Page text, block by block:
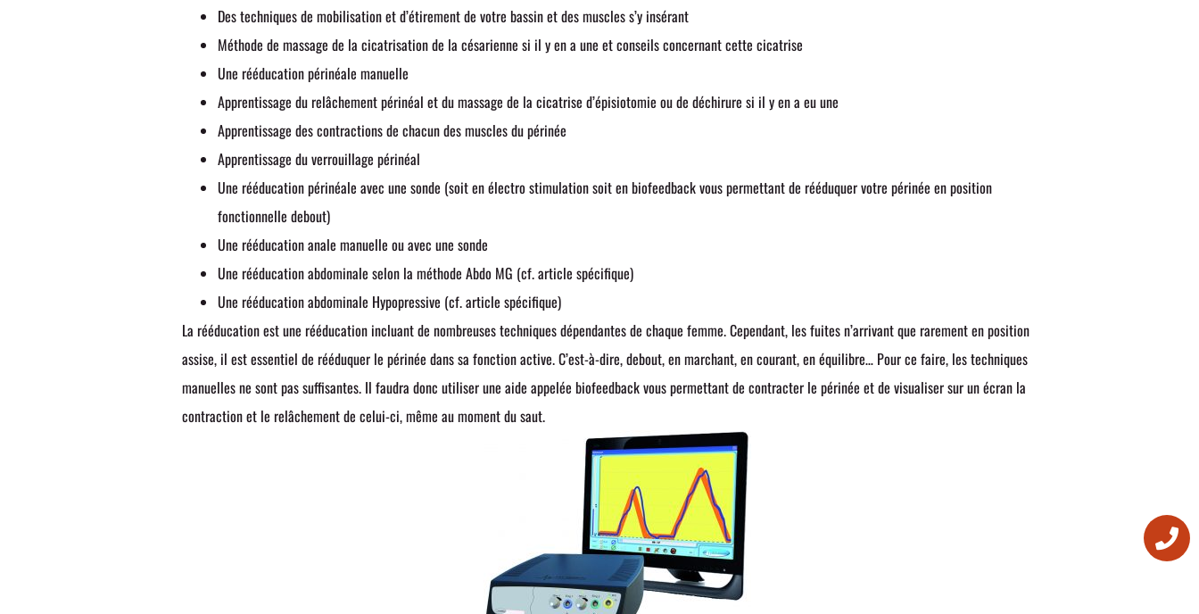
Des techniques de mobilisation et d’étirement de votre bassin et des muscles s’y insérant
Méthode de massage de la cicatrisation de la césarienne si il y en a une et conseils concernant cette cicatrise
Une rééducation périnéale manuelle
Apprentissage du relâchement périnéal et du massage de la cicatrise d’épisiotomie ou de déchirure si il y en a eu une
Apprentissage des contractions de chacun des muscles du périnée
Apprentissage du verrouillage périnéal
Une rééducation périnéale avec une sonde (soit en électro stimulation soit en biofeedback vous permettant de rééduquer votre périnée en position
fonctionnelle debout)
Une rééducation anale manuelle ou avec une sonde
Une rééducation abdominale selon la méthode Abdo MG (cf. article spécifique)
Une rééducation abdominale Hypopressive (cf. article spécifique)
La rééducation est une rééducation incluant de nombreuses techniques dépendantes de chaque femme. Cependant, les fuites n’arrivant que rarement en position
assise, il est essentiel de rééduquer le périnée dans sa fonction active. C’est-à-dire, debout, en marchant, en courant, en équilibre… Pour ce faire, les techniques
manuelles ne sont pas suffisantes. Il faudra donc utiliser une aide appelée biofeedback vous permettant de contracter le périnée et de visualiser sur un écran la
contraction et le relâchement de celui-ci, même au moment du saut.